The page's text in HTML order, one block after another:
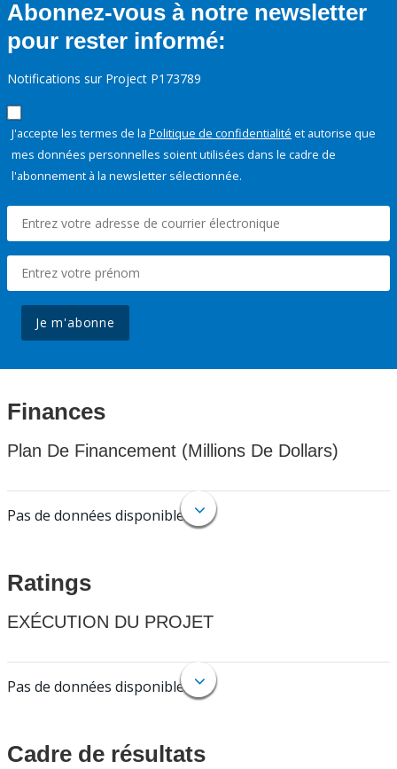
Abonnez-vous à notre newsletter
pour rester informé:
Notifications sur Project P173789
J'accepte les termes de la Politique de confidentialité et autorise que
mes données personnelles soient utilisées dans le cadre de
l'abonnement à la newsletter sélectionnée.
Je m'abonne
Finances
Plan De Financement (Millions De Dollars)
Pas de données disponibles.
Ratings
EXÉCUTION DU PROJET
Pas de données disponibles.
Cadre de résultats